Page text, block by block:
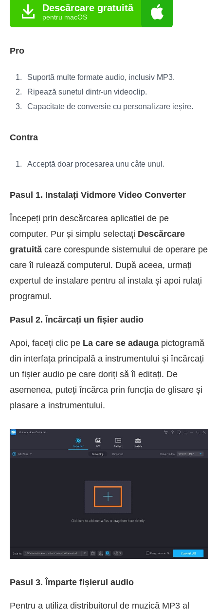
Descărcare gratuită
pentru macOS
Pro
Suportă multe formate audio, inclusiv MP3.
Ripează sunetul dintr-un videoclip.
Capacitate de conversie cu personalizare ieșire.
Contra
Acceptă doar procesarea unu câte unul.
Pasul 1. Instalați Vidmore Video Converter
Începeți prin descărcarea aplicației de pe
computer. Pur și simplu selectați Descărcare
gratuită care corespunde sistemului de operare pe
care îl rulează computerul. După aceea, urmați
expertul de instalare pentru al instala și apoi rulați
programul.
Pasul 2. Încărcați un fișier audio
Apoi, faceți clic pe La care se adauga pictogramă
din interfața principală a instrumentului și încărcați
un fișier audio pe care doriți să îl editați. De
asemenea, puteți încărca prin funcția de glisare și
plasare a instrumentului.
Pasul 3. Împarte fișierul audio
Pentru a utiliza distribuitorul de muzică MP3 al